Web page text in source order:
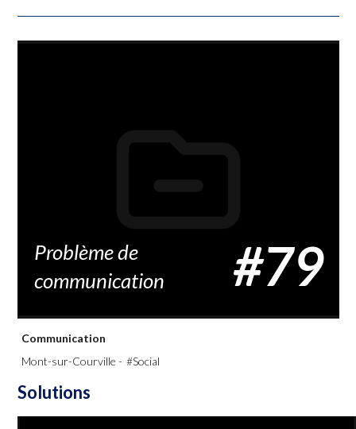
Problème de
communication
#79
Communication
Mont-sur-Courville - #Social
Solutions